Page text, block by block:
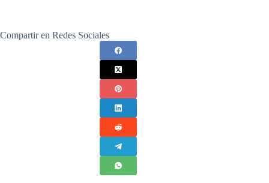
Compartir en Redes Sociales